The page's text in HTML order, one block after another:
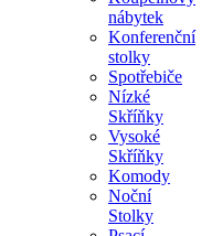
nábytek
Konferenční
stolky
Spotřebiče
Nízké
Skříňky
Vysoké
Skříňky
Komody
Noční
Stolky